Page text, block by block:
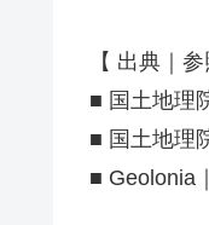
【 出典｜参
■ 国土地理
■ 国土地理
■ Geolonia